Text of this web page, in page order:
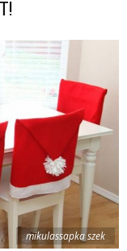
mikulassapka szek